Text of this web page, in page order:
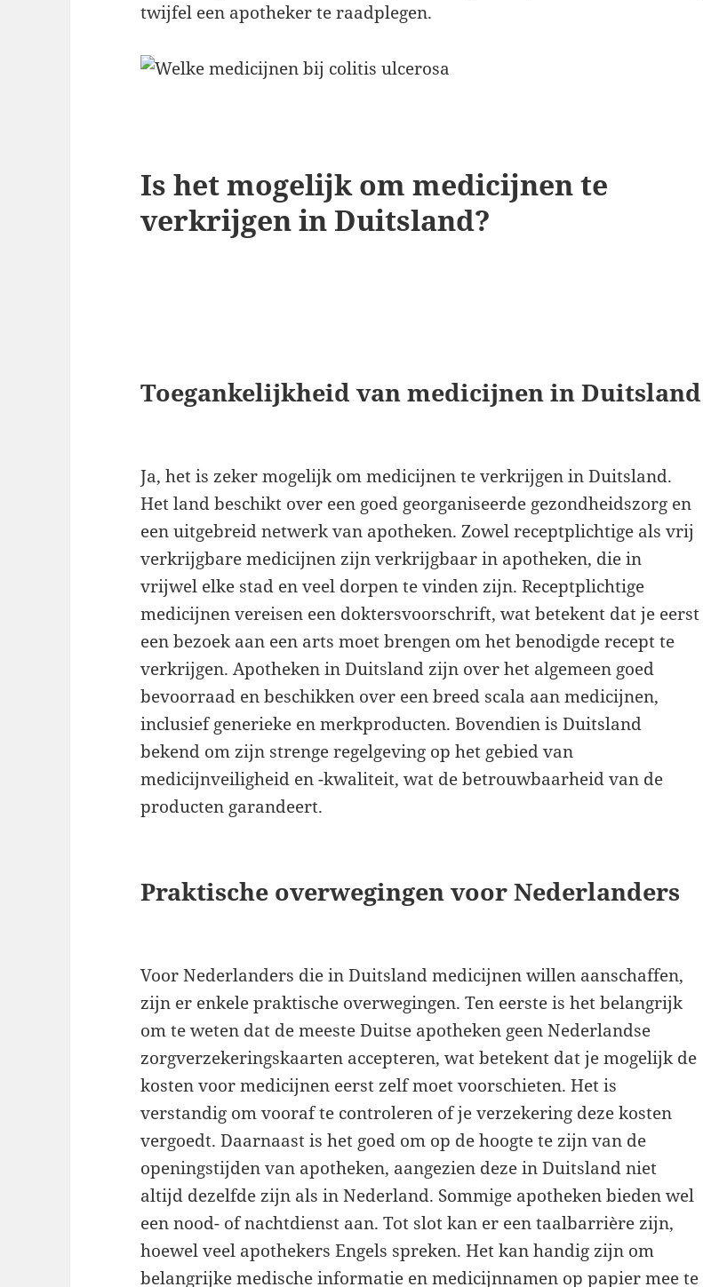
twijfel een apotheker te raadplegen.
Is het mogelijk om medicijnen te
verkrijgen in Duitsland?
Toegankelijkheid van medicijnen in Duitsland
Ja, het is zeker mogelijk om medicijnen te verkrijgen in Duitsland.
Het land beschikt over een goed georganiseerde gezondheidszorg en
een uitgebreid netwerk van apotheken. Zowel receptplichtige als vrij
verkrijgbare medicijnen zijn verkrijgbaar in apotheken, die in
vrijwel elke stad en veel dorpen te vinden zijn. Receptplichtige
medicijnen vereisen een doktersvoorschrift, wat betekent dat je eerst
een bezoek aan een arts moet brengen om het benodigde recept te
verkrijgen. Apotheken in Duitsland zijn over het algemeen goed
bevoorraad en beschikken over een breed scala aan medicijnen,
inclusief generieke en merkproducten. Bovendien is Duitsland
bekend om zijn strenge regelgeving op het gebied van
medicijnveiligheid en -kwaliteit, wat de betrouwbaarheid van de
producten garandeert.
Praktische overwegingen voor Nederlanders
Voor Nederlanders die in Duitsland medicijnen willen aanschaffen,
zijn er enkele praktische overwegingen. Ten eerste is het belangrijk
om te weten dat de meeste Duitse apotheken geen Nederlandse
zorgverzekeringskaarten accepteren, wat betekent dat je mogelijk de
kosten voor medicijnen eerst zelf moet voorschieten. Het is
verstandig om vooraf te controleren of je verzekering deze kosten
vergoedt. Daarnaast is het goed om op de hoogte te zijn van de
openingstijden van apotheken, aangezien deze in Duitsland niet
altijd dezelfde zijn als in Nederland. Sommige apotheken bieden wel
een nood- of nachtdienst aan. Tot slot kan er een taalbarrière zijn,
hoewel veel apothekers Engels spreken. Het kan handig zijn om
belangrijke medische informatie en medicijnnamen op papier mee te